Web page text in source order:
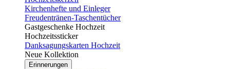
Kirchenhefte und Einleger
Freudentränen-Taschentücher
Gastgeschenke Hochzeit
Hochzeitssticker
Danksagungskarten Hochzeit
Neue Kollektion
Erinnerungen